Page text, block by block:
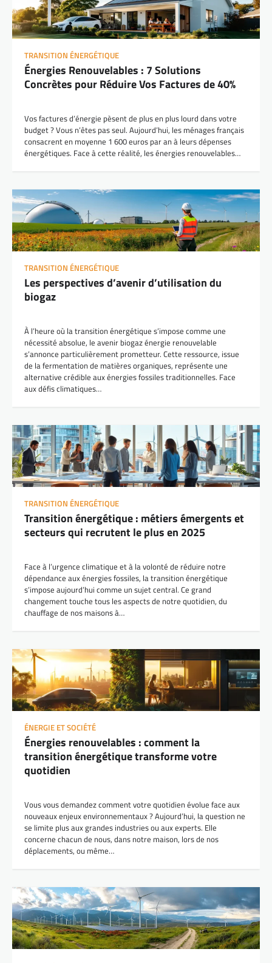
TRANSITION ÉNERGÉTIQUE
Énergies Renouvelables : 7 Solutions
Concrètes pour Réduire Vos Factures de 40%
Vos factures d’énergie pèsent de plus en plus lourd dans votre
budget ? Vous n’êtes pas seul. Aujourd’hui, les ménages français
consacrent en moyenne 1 600 euros par an à leurs dépenses
énergétiques. Face à cette réalité, les énergies renouvelables…
TRANSITION ÉNERGÉTIQUE
Les perspectives d’avenir d’utilisation du
biogaz
À l’heure où la transition énergétique s’impose comme une
nécessité absolue, le avenir biogaz énergie renouvelable
s’annonce particulièrement prometteur. Cette ressource, issue
de la fermentation de matières organiques, représente une
alternative crédible aux énergies fossiles traditionnelles. Face
aux défis climatiques…
TRANSITION ÉNERGÉTIQUE
Transition énergétique : métiers émergents et
secteurs qui recrutent le plus en 2025
Face à l’urgence climatique et à la volonté de réduire notre
dépendance aux énergies fossiles, la transition énergétique
s’impose aujourd’hui comme un sujet central. Ce grand
changement touche tous les aspects de notre quotidien, du
chauffage de nos maisons à…
ÉNERGIE ET SOCIÉTÉ
Énergies renouvelables : comment la
transition énergétique transforme votre
quotidien
Vous vous demandez comment votre quotidien évolue face aux
nouveaux enjeux environnementaux ? Aujourd’hui, la question ne
se limite plus aux grandes industries ou aux experts. Elle
concerne chacun de nous, dans notre maison, lors de nos
déplacements, ou même…